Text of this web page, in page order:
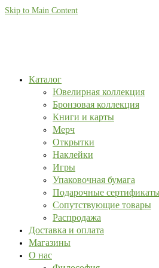
Skip to Main Content
Каталог
Ювелирная коллекция
Бронзовая коллекция
Книги и карты
Мерч
Открытки
Наклейки
Игры
Упаковочная бумага
Подарочные
Сопутствующие товары
Распродажа
Доставка и оплата
Магазины
О нас